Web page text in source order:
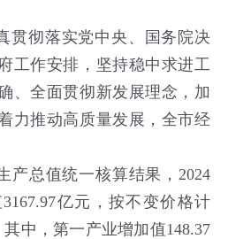
贯彻落实党中央、国务院决
工作安排，坚持稳中求进工
、全面贯彻新发展理念，加
力推动高质量发展，全市经
产总值统一核算结果，2024
亿元，按不变价格计
中，第一产业增加值148.37